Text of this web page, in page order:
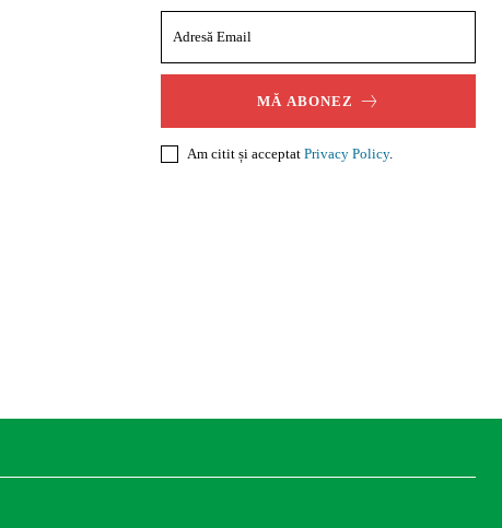
MĂ ABONEZ
Am citit și acceptat Privacy Policy.